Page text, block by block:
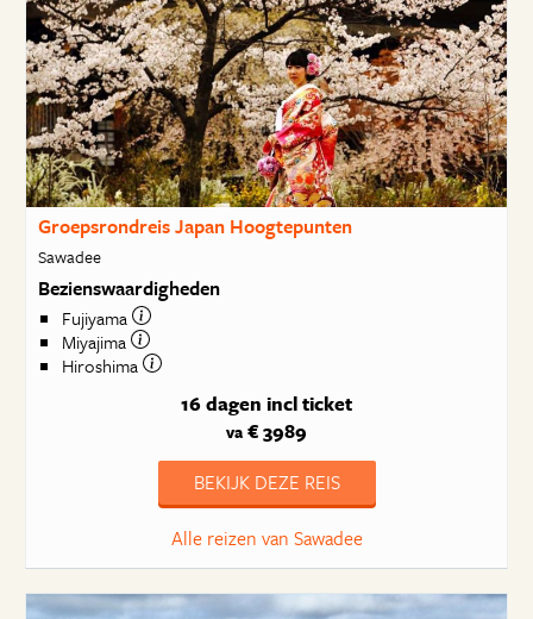
Groepsrondreis Japan Hoogtepunten
Sawadee
Bezienswaardigheden
Fujiyama
Miyajima
Hiroshima
16 dagen incl ticket
va € 3989
BEKIJK DEZE REIS
Alle reizen van Sawadee